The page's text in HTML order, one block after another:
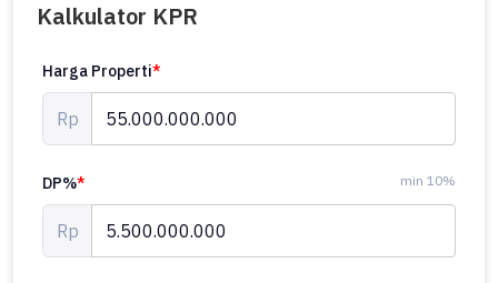
Kalkulator KPR
Harga Properti*
Rp
DP%* min 10%
Rp